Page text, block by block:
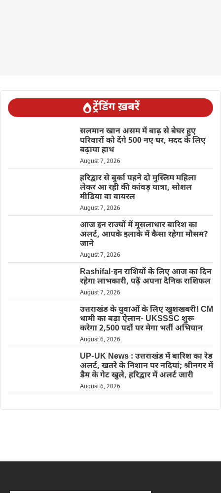
ट्रेंडिंग ख़बरें
सलमान खान असम में बाढ़ से बेघर हुए
परिवारों को देंगे 500 नए घर, मदद के लिए
बढ़ाया हाथ
August 7, 2026
हरिद्वार से बुर्का पहने दो मुस्लिम महिला
लेकर आ रही की कांवड़ यात्रा, सोशल
मीडिया वा वायरल
August 7, 2026
आज इन राज्यों में मूसलाधार बारिश का
अलर्ट, आपके इलाके में कैसा रहेगा मौसम?
जाने
August 7, 2026
Rashifal-इन राशियों के लिए आज का दिन
रहेगा लाभकारी, पढ़ें अपना दैनिक राशिफल
August 7, 2026
उत्तराखंड के युवाओं के लिए खुशखबरी! CM
धामी का बड़ा ऐलान- UKSSSC शुरू
करेगा 2,500 पदों पर मेगा भर्ती अभियान
August 6, 2026
UP-UK News : उत्तराखंड में बारिश का रेड
अलर्ट, खतरे के निशान पर नदियां; श्रीनगर में
डैम के गेट खुले, हरिद्वार में अलर्ट जारी
August 6, 2026